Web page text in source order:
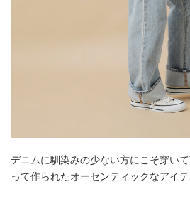
デニムに馴染みの少ない方にこそ穿い
って作られたオーセンティックなアイテ